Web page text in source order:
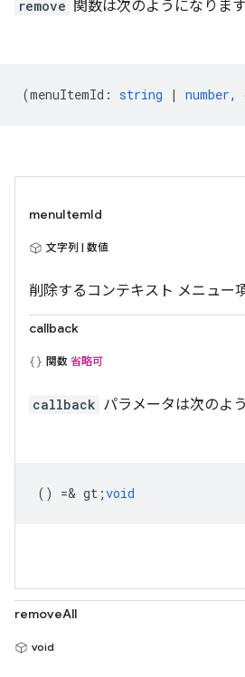
remove 関数は次のようになります
(menuItemId : string | number,
menuItemId
文字列 | 数値
削除するコンテキスト メニュー
callback
関数 省略可
callback パラメータは次のよ
() =& gt;void
removeAll
void